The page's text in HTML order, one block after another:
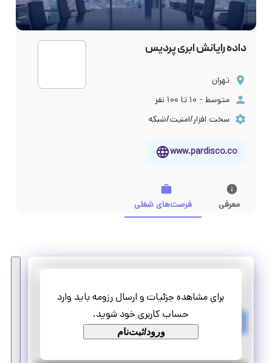
داده رایانش ابری پردیس
تهران
متوسط - ۱۰ تا ۱۰۰ نفر
سخت افزار/امنیت/شبکه
www.pardisco.co
معرفی فرصت‌های شغلی
برای مشاهده جزئیات و ارسال رزومه باید وارد
حساب کاربری خود شوید.
ورود/ثبت‌نام
کارآموزی کارمند فروش سرور و شبکه
تمام وقت
کارآموزی منجر ‌به استخدام